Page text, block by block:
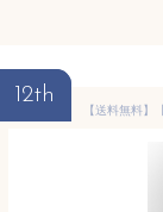
12th